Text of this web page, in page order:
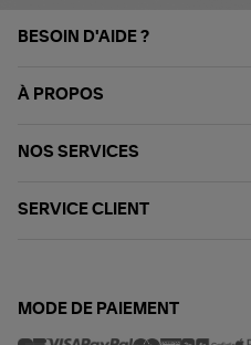
BESOIN D'AIDE ?
À PROPOS
NOS SERVICES
SERVICE CLIENT
MODE DE PAIEMENT